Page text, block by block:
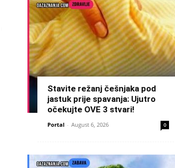
Stavite režanj češnjaka pod
jastuk prije spavanja: Ujutro
očekujte OVE 3 stvari!
Portal - August 6, 2026 0